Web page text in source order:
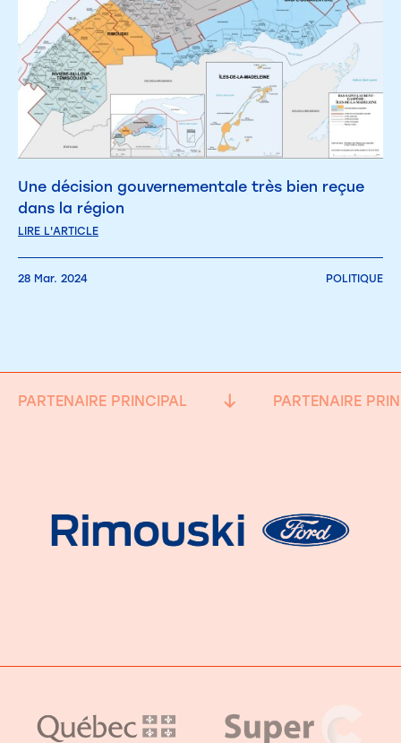
Une décision gouvernementale très bien reçue
dans la région
LIRE L'ARTICLE
28 Mar. 2024 POLITIQUE
PARTENAIRE PRINCIPAL PARTENAIRE